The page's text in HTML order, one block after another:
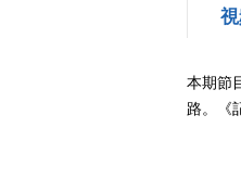
本期節
路。《